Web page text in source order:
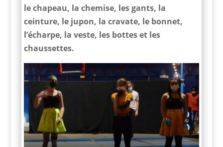
le chapeau, la chemise, les gants, la
ceinture, le jupon, la cravate, le bonnet,
l’écharpe, la veste, les bottes et les
chaussettes.